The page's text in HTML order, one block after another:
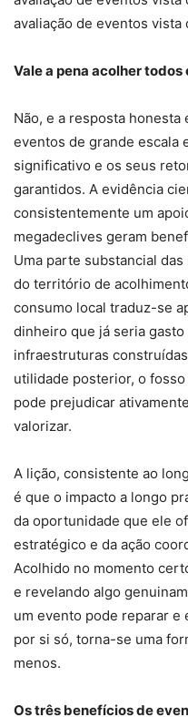
avaliação de eventos vista
Vale a pena acolher todos
Não, e a resposta
eventos de grande escala
significativo e os seus
garantidos. A evidência
consistentemente um
megadeclives geram
Uma parte substancial
do território de
consumo local traduz-se
dinheiro que já seria
infraestruturas
utilidade posterior, o
pode prejudicar
valorizar.
A lição, consistente ao
é que o impacto a longo
da oportunidade que ele
estratégico e da ação
Acolhido no momento
e revelando algo
um evento pode reparar e
por si só, torna-se uma
menos.
Os três benefícios de